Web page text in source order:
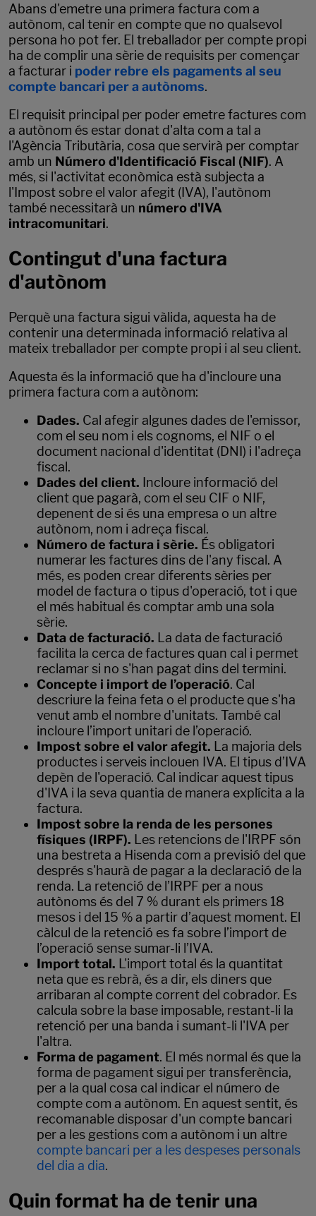
Abans d'emetre una primera factura com a
autònom, cal tenir en compte que no qualsevol
persona ho pot fer. El treballador per compte propi
ha de complir una sèrie de requisits per començar
a facturar i poder rebre els pagaments al seu
compte bancari per a autònoms.
El requisit principal per poder emetre factures com
a autònom és estar donat d'alta com a tal a
l'Agència Tributària, cosa que servirà per comptar
amb un Número d'Identificació Fiscal (NIF). A
més, si l'activitat econòmica està subjecta a
l'Impost sobre el valor afegit (IVA), l'autònom
també necessitarà un número d'IVA
intracomunitari.
Contingut d'una factura
d'autònom
Perquè una factura sigui vàlida, aquesta ha de
contenir una determinada informació relativa al
mateix treballador per compte propi i al seu client.
Aquesta és la informació que ha d'incloure una
primera factura com a autònom:
Dades. Cal afegir algunes dades de l'emissor,
com el seu nom i els cognoms, el NIF o el
document nacional d'identitat (DNI) i l'adreça
fiscal.
Dades del client. Incloure informació del
client que pagarà, com el seu CIF o NIF,
depenent de si és una empresa o un altre
autònom, nom i adreça fiscal.
Número de factura i sèrie. És obligatori
numerar les factures dins de l'any fiscal. A
més, es poden crear diferents sèries per
model de factura o tipus d'operació, tot i que
el més habitual és comptar amb una sola
sèrie.
Data de facturació. La data de facturació
facilita la cerca de factures quan cal i permet
reclamar si no s'han pagat dins del termini.
Concepte i import de l’operació. Cal
descriure la feina feta o el producte que s'ha
venut amb el nombre d'unitats. També cal
incloure l’import unitari de l’operació.
Impost sobre el valor afegit. La majoria dels
productes i serveis inclouen IVA. El tipus d’IVA
depèn de l'operació. Cal indicar aquest tipus
d'IVA i la seva quantia de manera explícita a la
factura.
Impost sobre la renda de les persones
físiques (IRPF). Les retencions de l'IRPF són
una bestreta a Hisenda com a previsió del que
després s'haurà de pagar a la declaració de la
renda. La retenció de l’IRPF per a nous
autònoms és del 7 % durant els primers 18
mesos i del 15 % a partir d’aquest moment. El
càlcul de la retenció es fa sobre l’import de
l’operació sense sumar-li l’IVA.
Import total. L'import total és la quantitat
neta que es rebrà, és a dir, els diners que
arribaran al compte corrent del cobrador. Es
calcula sobre la base imposable, restant-li la
retenció per una banda i sumant-li l'IVA per
l'altra.
Forma de pagament. El més normal és que la
forma de pagament sigui per transferència,
per a la qual cosa cal indicar el número de
compte com a autònom. En aquest sentit, és
recomanable disposar d'un compte bancari
per a les gestions com a autònom i un altre
compte bancari per a les despeses personals
del dia a dia.
Quin format ha de tenir una